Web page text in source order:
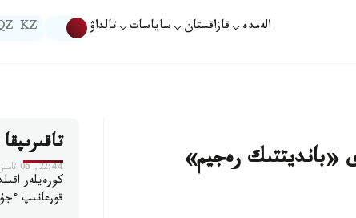
الەمدە قازاقستان ساياسات تالداۋ KZ
«بانديتتىك رەجيم»
22:44, 06 تامىز 2026
كورەيلەر
قورعانىپ